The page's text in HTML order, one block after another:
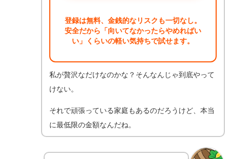
登録は無料、金銭的なリスクも一切なし。
安全だから「向いてなかったらやめればい
い」くらいの軽い気持ちで試せます。
私が贅沢なだけなのかな？そんなんじゃ到底やって
けない。
それで頑張っている家庭もあるのだろうけど、本当
に最低限の金額なんだね。